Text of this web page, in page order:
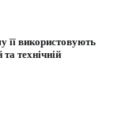
її використовують
технічній